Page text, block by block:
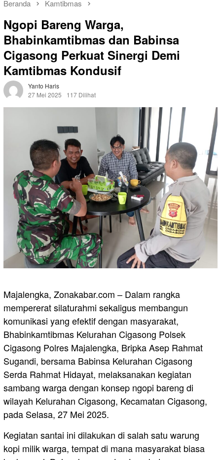
Beranda Kamtibmas
Ngopi Bareng Warga,
Bhabinkamtibmas dan Babinsa
Cigasong Perkuat Sinergi Demi
Kamtibmas Kondusif
Yanto Haris
27 Mei 2025
117 Dilihat
Majalengka, Zonakabar.com – Dalam rangka
mempererat silaturahmi sekaligus membangun
komunikasi yang efektif dengan masyarakat,
Bhabinkamtibmas Kelurahan Cigasong Polsek
Cigasong Polres Majalengka, Bripka Asep Rahmat
Sugandi, bersama Babinsa Kelurahan Cigasong
Serda Rahmat Hidayat, melaksanakan kegiatan
sambang warga dengan konsep ngopi bareng di
wilayah Kelurahan Cigasong, Kecamatan Cigasong,
pada Selasa, 27 Mei 2025.
Kegiatan santai ini dilakukan di salah satu warung
kopi milik warga, tempat di mana masyarakat biasa